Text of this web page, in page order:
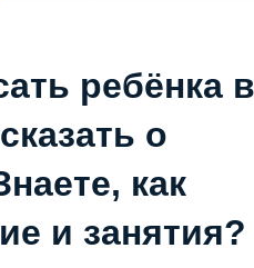
ребёнка в
о
как
и занятия?